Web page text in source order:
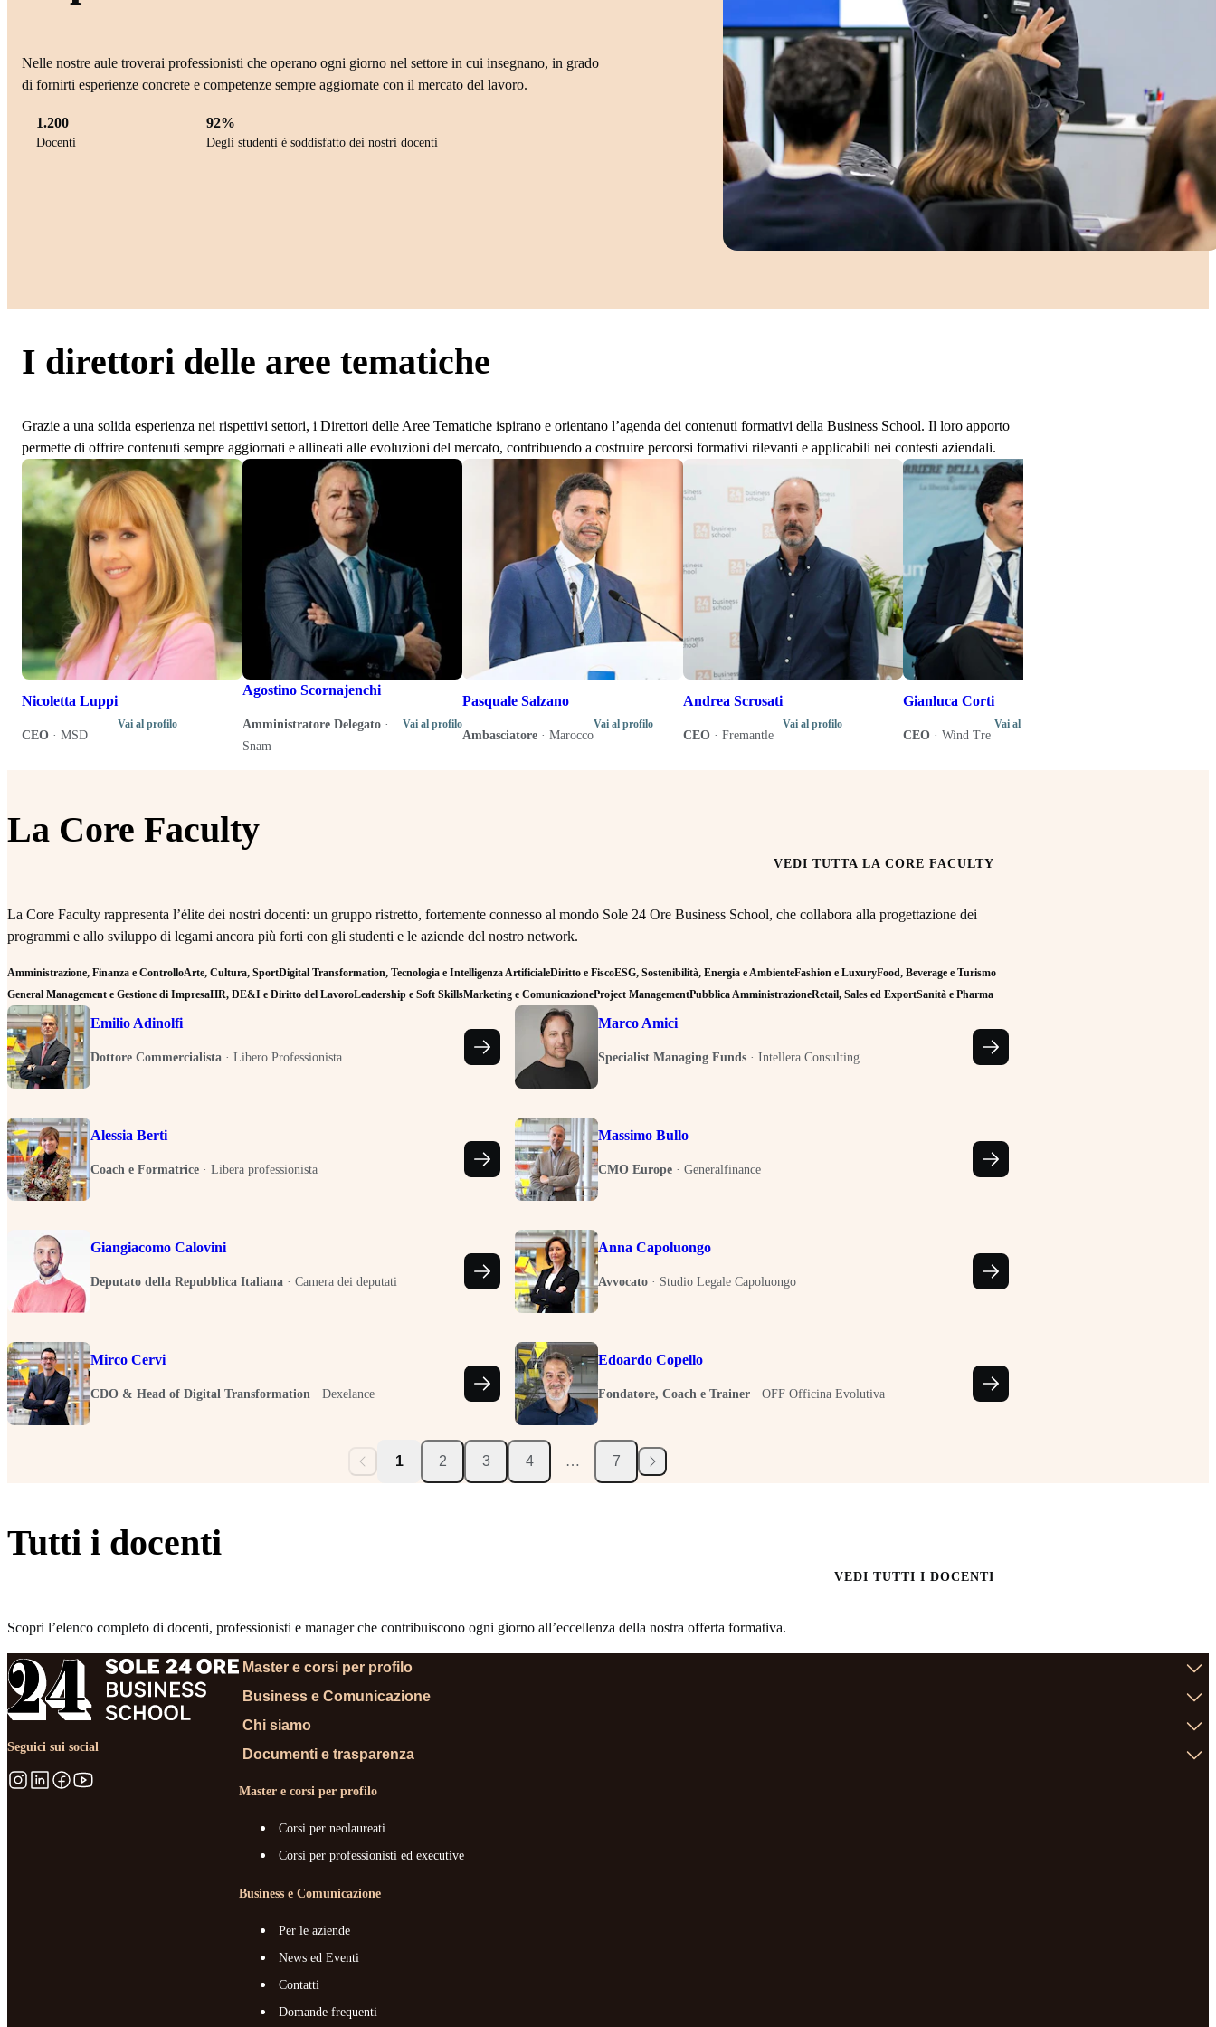
Nelle nostre aule troverai professionisti che operano ogni giorno nel settore in cui insegnano, in grado
di fornirti esperienze concrete e competenze sempre aggiornate con il mercato del lavoro.
1.200
Docenti
92%
Degli studenti è soddisfatto dei nostri docenti
I direttori delle aree tematiche
Grazie a una solida esperienza nei rispettivi settori, i Direttori delle Aree Tematiche ispirano e orientano l’agenda dei contenuti formativi della Business School. Il loro apporto
permette di offrire contenuti sempre aggiornati e allineati alle evoluzioni del mercato, contribuendo a costruire percorsi formativi rilevanti e applicabili nei contesti aziendali.
Nicoletta Luppi
CEO · MSD
Vai al profilo
Agostino Scornajenchi
Amministratore Delegato ·
Snam
Vai al profilo
Pasquale Salzano
Ambasciatore · Marocco
Vai al profilo
Andrea Scrosati
CEO · Fremantle
Vai al profilo
Gianluca Corti
CEO · Wind Tre
Vai al profilo
La Core Faculty
VEDI TUTTA LA CORE FACULTY
La Core Faculty rappresenta l’élite dei nostri docenti: un gruppo ristretto, fortemente connesso al mondo Sole 24 Ore Business School, che collabora alla progettazione dei
programmi e allo sviluppo di legami ancora più forti con gli studenti e le aziende del nostro network.
Amministrazione, Finanza e ControlloArte, Cultura, SportDigital Transformation, Tecnologia e Intelligenza ArtificialeDiritto e FiscoESG, Sostenibilità, Energia e AmbienteFashion e LuxuryFood, Beverage e Turismo
General Management e Gestione di ImpresaHR, DE&I e Diritto del LavoroLeadership e Soft SkillsMarketing e ComunicazioneProject ManagementPubblica AmministrazioneRetail, Sales ed ExportSanità e Pharma
Emilio Adinolfi
Dottore Commercialista · Libero Professionista
Marco Amici
Specialist Managing Funds · Intellera Consulting
Alessia Berti
Coach e Formatrice · Libera professionista
Massimo Bullo
CMO Europe · Generalfinance
Giangiacomo Calovini
Deputato della Repubblica Italiana · Camera dei deputati
Anna Capoluongo
Avvocato · Studio Legale Capoluongo
Mirco Cervi
CDO & Head of Digital Transformation · Dexelance
Edoardo Copello
Fondatore, Coach e Trainer · OFF Officina Evolutiva
1 2 3 4 … 7
Tutti i docenti
VEDI TUTTI I DOCENTI
Scopri l’elenco completo di docenti, professionisti e manager che contribuiscono ogni giorno all’eccellenza della nostra offerta formativa.
Seguici sui social
Master e corsi per profilo
Business e Comunicazione
Chi siamo
Documenti e trasparenza
Master e corsi per profilo
Corsi per neolaureati
Corsi per professionisti ed executive
Business e Comunicazione
Per le aziende
News ed Eventi
Contatti
Domande frequenti